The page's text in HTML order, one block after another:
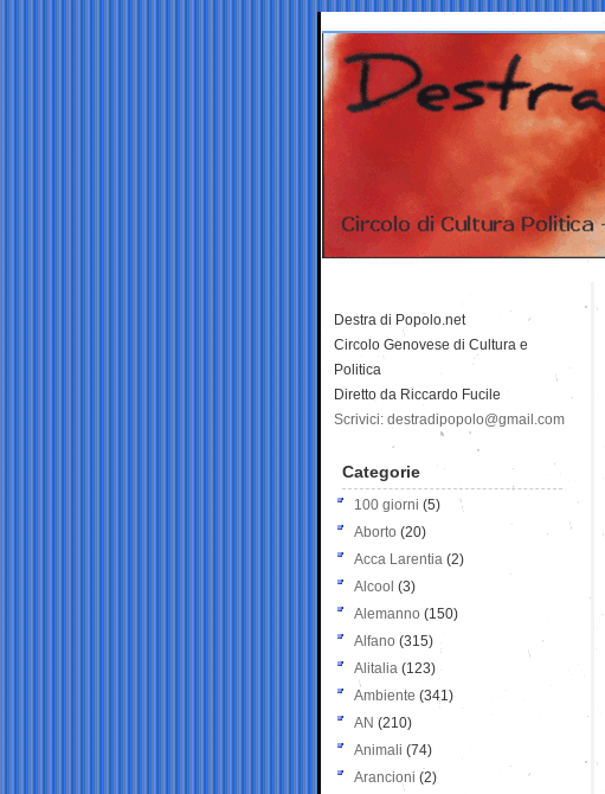
Destra di Popolo.net
Circolo Genovese di Cultura e
Politica
Diretto da Riccardo Fucile
Scrivici: destradipopolo@gmail.com
Categorie
100 giorni (5)
Aborto (20)
Acca Larentia (2)
Alcool (3)
Alemanno (150)
Alfano (315)
Alitalia (123)
Ambiente (341)
AN (210)
Animali (74)
Arancioni (2)